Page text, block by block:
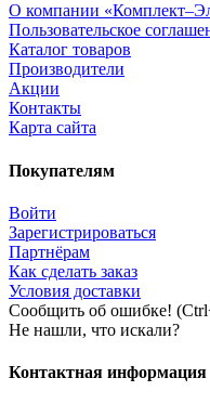
О компании
Пользовательское
Каталог товаров
Производители
Акции
Контакты
Карта сайта
Покупателям
Войти
Зарегистрироваться
Партнёрам
Как сделать заказ
Условия доставки
Сообщить об ошибке!
Не нашли, что искали?
Контактная информация